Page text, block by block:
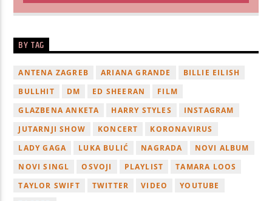
BY TAG
ANTENA ZAGREB ARIANA GRANDE
BILLIE EILISH
BULLHIT
DM ED SHEERAN
FILM
GLAZBENA ANKETA
HARRY STYLES
INSTAGRAM
JUTARNJI SHOW
KONCERT
KORONAVIRUS
LADY GAGA
LUKA BULIĆ NAGRADA
NOVI ALBUM
NOVI SINGL
OSVOJI PLAYLIST
TAMARA LOOS
TAYLOR SWIFT
TWITTER VIDEO
YOUTUBE